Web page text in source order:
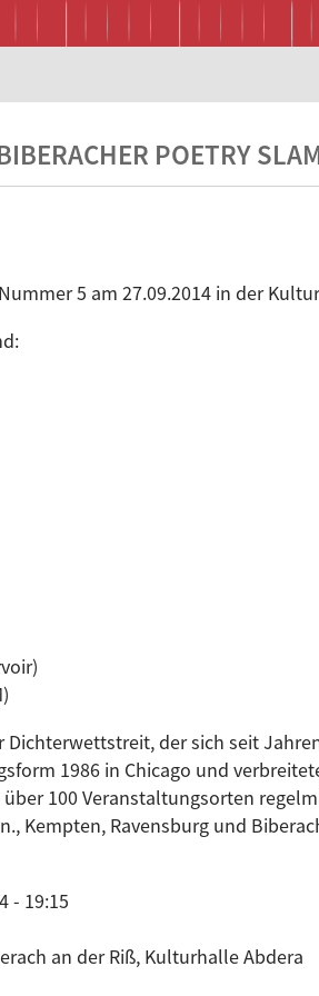
POETRY
5 am 27.09.2014 in der
Dichterwettstreit, der sich seit
1986 in Chicago und
100 Veranstaltungsorten
Kempten, Ravensburg und
- 19:15
an der Riß, Kulturhalle Abdera